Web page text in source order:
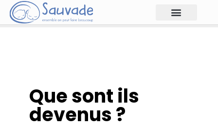
Que sont ils
devenus ?